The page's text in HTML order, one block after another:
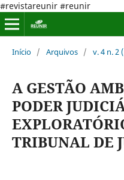
#revistareunir #reunir
Início / Arquivos / v. 4 n. 2
A GESTÃO
PODER
TRIBUNAL DE